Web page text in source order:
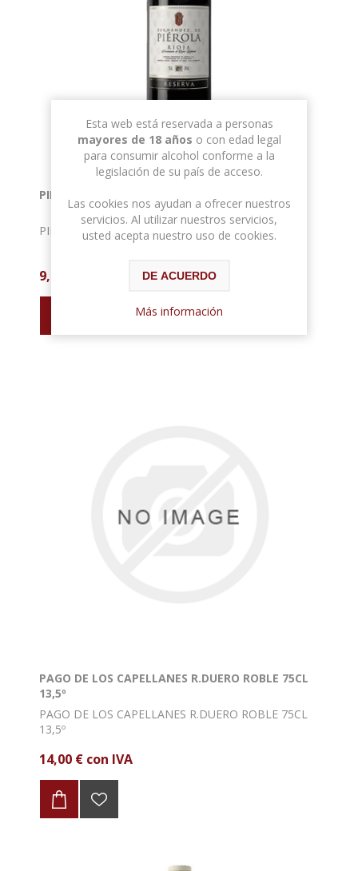
PIEROLA RIOJA CRIANZA 75CL 13º
PIEROLA RIOJA CRIANZA 75CL 13º
9,80 € con IVA
PAGO DE LOS CAPELLANES R.DUERO ROBLE 75CL
13,5º
PAGO DE LOS CAPELLANES R.DUERO ROBLE 75CL
13,5º
14,00 € con IVA
Esta web está reservada a personas
mayores de 18 años o con edad legal
para consumir alcohol conforme a la
legislación de su país de acceso.
Las cookies nos ayudan a ofrecer nuestros
servicios. Al utilizar nuestros servicios,
usted acepta nuestro uso de cookies.
DE ACUERDO
Más información